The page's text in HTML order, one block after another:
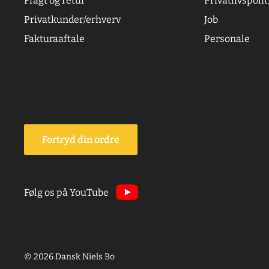
Privatkunder/erhverv
Fakturaaftale
Job
Personale
Fortryd din ordre
Følg os på YouTube
© 2026 Dansk Niels Bo